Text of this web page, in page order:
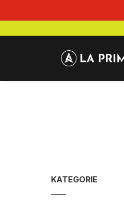
KATEGORIE